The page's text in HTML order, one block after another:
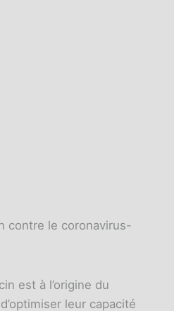
contre le coronavirus-
est à l’origine du
leur capacité